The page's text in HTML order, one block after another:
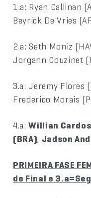
1.a: Ryan Callinan
Beyrick De Vries
2.a: Seth Moniz
Jorgann Couzinet
3.a: Jeremy Flores
Frederico Morais
4.a:Willian
(BRA), Jadson
PRIMEIRA FASE
de Final e